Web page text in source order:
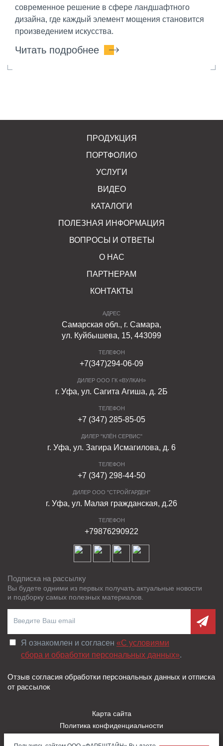
современное решение в сфере ландшафтного
дизайна, где каждый элемент мощения становится
произведением искусства.
Читать подробнее
ПРОДУКЦИЯ
ПОРТФОЛИО
УСЛУГИ
ВИДЕО
КАТАЛОГИ
ПОЛЕЗНАЯ ИНФОРМАЦИЯ
ВОПРОСЫ И ОТВЕТЫ
О НАС
ПАРТНЕРАМ
КОНТАКТЫ
АДРЕС
Самарская обл., г. Самара,
ул. Куйбышева, 15, 443099
ТЕЛЕФОН
+7(347)294-06-09
ДИЛЕР ООО ГК «ВУЛКАН»
г. Уфа, ул. Сагита Агиша, д. 2Б
ТЕЛЕФОН
+7 (347) 285-85-05
ДИЛЕР "КЛЁН СЕРВИС"
г. Уфа, ул. Загира Исмагилова, д. 6
ТЕЛЕФОН
+7 (347) 298-44-50
ДИЛЕР ООО "СТРОЙГАРДЕН"
г. Уфа, ул. Малая гражданская, д.26
ТЕЛЕФОН
+79876290922
Подписка на рассылку
Вы будете одними из первых получать актуальные новости
и подборку самых полезных материалов.
Я ознакомлен и согласен «C условиями
сбора и обработки персональных данных».
Отзыв согласия обработки персональных данных и отписка
от рассылок
Карта сайта
Политика конфиденциальности